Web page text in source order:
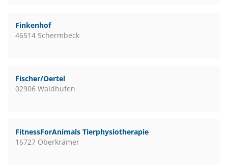
Finkenhof
46514 Schermbeck
Fischer/Oertel
02906 Waldhufen
FitnessForAnimals Tierphysiotherapie
16727 Oberkrämer